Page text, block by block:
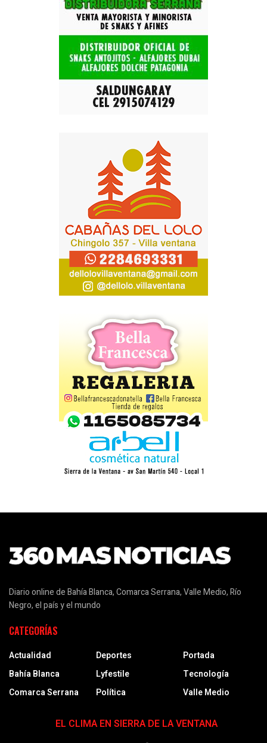
Diario online de Bahía Blanca, Comarca Serrana, Valle Medio, Río
Negro, el país y el mundo
CATEGORÍAS
Actualidad
Bahía Blanca
Comarca Serrana
Deportes
Lyfestile
Política
Portada
Tecnología
Valle Medio
EL CLIMA EN SIERRA DE LA VENTANA